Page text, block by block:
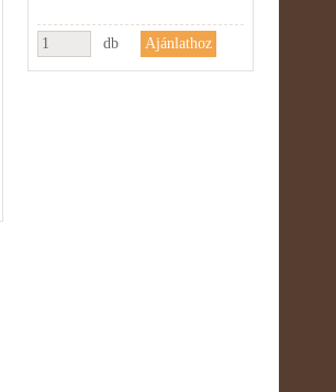
db